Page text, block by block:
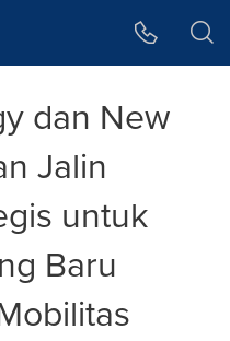
dan New
Jalin
untuk
Baru